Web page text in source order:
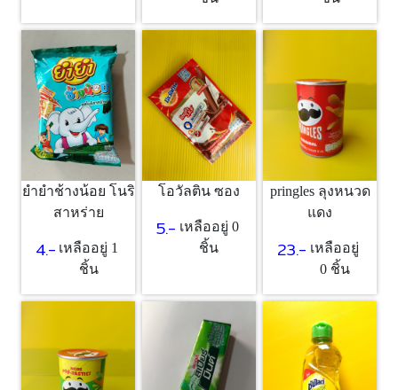
ยำยำช้างน้อย โนริ
สาหร่าย
4.- เหลืออยู่ 1
ชิ้น
โอวัลติน ซอง
5.- เหลืออยู่ 0
ชิ้น
pringles ลุงหนวด
แดง
23.- เหลืออยู่
0 ชิ้น